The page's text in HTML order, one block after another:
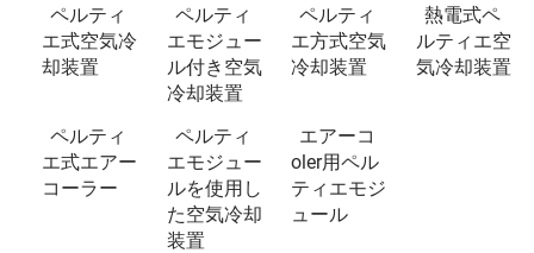
ペルティ
エ式空気冷
却装置
ペルティ
エモジュー
ル付き空気
冷却装置
ペルティ
エ方式空気
冷却装置
熱電式ペ
ルティエ空
気冷却装置
ペルティ
エ式エアー
コーラー
ペルティ
エモジュー
ルを使用し
た空気冷却
装置
エアーコ
oler用ペル
ティエモジ
ュール